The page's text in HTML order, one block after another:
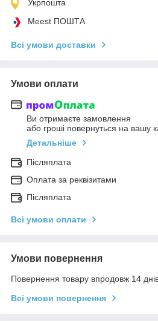
Укрпошта
Meest ПОШТА
Всі умови доставки
Умови оплати
Ви отримаєте замовлення
або гроші повернуться на вашу
Детальніше
Післяплата
Оплата за реквізитами
Післяплата
Всі умови оплати
Умови повернення
Повернення товару впродовж 14
Всі умови повернення